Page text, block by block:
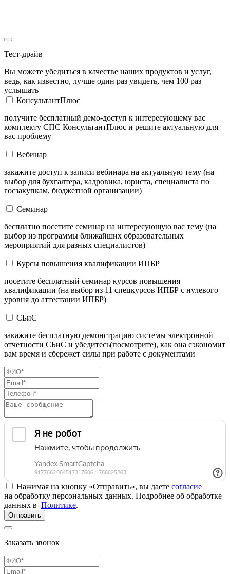
Тест-драйв
Вы можете убедиться в качестве наших продуктов и услуг,
ведь, как известно, лучше один раз увидеть, чем 100 раз
услышать
КонсультантПлюс
получите бесплатный демо-доступ к интересующему вас
комплекту СПС КонсультантПлюс и решите актуальную для
вас проблему
Вебинар
закажите доступ к записи вебинара на актуальную тему (на
выбор для бухгалтера, кадровика, юриста, специалиста по
госзакупкам, бюджетной организации)
Семинар
бесплатно посетите семинар на интересующую вас тему (на
выбор из программы ближайших образовательных
мероприятий для разных специалистов)
Курсы повышения квалификации ИПБР
посетите бесплатный семинар курсов повышения
квалификации (на выбор из 11 спецкурсов ИПБР с нулевого
уровня до аттестации ИПБР)
СБиС
закажите бесплатную демонстрацию системы электронной
отчетности СБиС и убедитесь(посмотрите), как она сэкономит
вам время и сбережет силы при работе с документами
Нажимая на кнопку «Отправить», вы даете согласие
на обработку персональных данных. Подробнее об обработке
данных в Политике.
Отправить
Заказать звонок